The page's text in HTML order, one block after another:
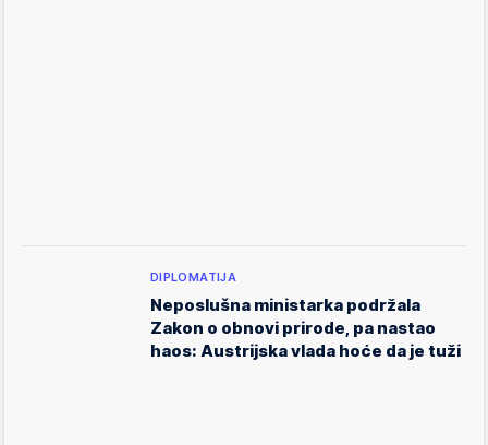
DIPLOMATIJA
Neposlušna ministarka podržala
Zakon o obnovi prirode, pa nastao
haos: Austrijska vlada hoće da je tuži